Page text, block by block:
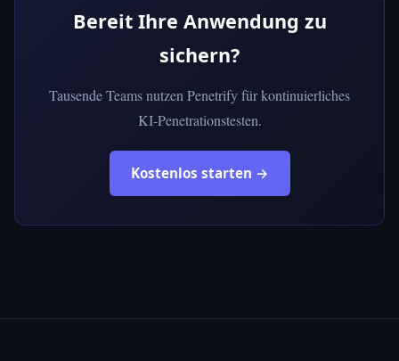
Bereit Ihre Anwendung zu
sichern?
Tausende Teams nutzen Penetrify für kontinuierliches
KI-Penetrationstesten.
Kostenlos starten →